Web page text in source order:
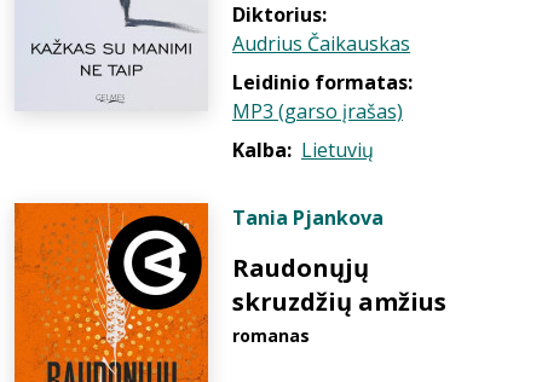
Diktorius:
Audrius Čaikauskas
Leidinio formatas:
MP3 (garso įrašas)
Kalba: Lietuvių
Tania Pjankova
Raudonųjų
skruzdžių amžius
romanas